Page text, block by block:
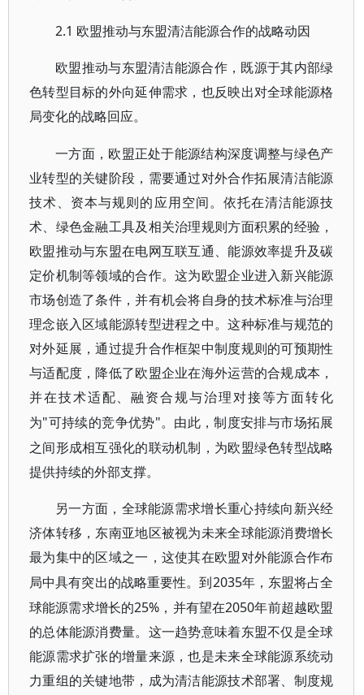
2.1 欧盟推动与东盟清洁能源合作的战略动因
欧盟推动与东盟清洁能源合作，既源于其内部绿
色转型目标的外向延伸需求，也反映出对全球能源格
局变化的战略回应。
一方面，欧盟正处于能源结构深度调整与绿色产
业转型的关键阶段，需要通过对外合作拓展清洁能源
技术、资本与规则的应用空间。依托在清洁能源技
术、绿色金融工具及相关治理规则方面积累的经验，
欧盟推动与东盟在电网互联互通、能源效率提升及碳
定价机制等领域的合作。这为欧盟企业进入新兴能源
市场创造了条件，并有机会将自身的技术标准与治理
理念嵌入区域能源转型进程之中。这种标准与规范的
对外延展，通过提升合作框架中制度规则的可预期性
与适配度，降低了欧盟企业在海外运营的合规成本，
并在技术适配、融资合规与治理对接等方面转化
为"可持续的竞争优势"。由此，制度安排与市场拓展
之间形成相互强化的联动机制，为欧盟绿色转型战略
提供持续的外部支撑。
另一方面，全球能源需求增长重心持续向新兴经
济体转移，东南亚地区被视为未来全球能源消费增长
最为集中的区域之一，这使其在欧盟对外能源合作布
局中具有突出的战略重要性。到 2035年，东盟将占全
球能源需求增长的25%，并有望在2050年前超越欧盟
的总体能源消费量。这一趋势意味着东盟不仅是全球
能源需求扩张的增量来源，也是未来全球能源系统动
力重组的关键地带，成为清洁能源技术部署、制度规